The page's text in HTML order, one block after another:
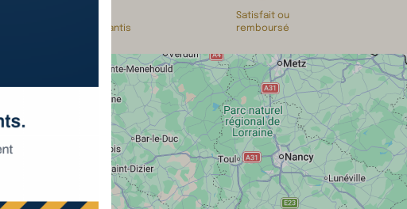
d’occasion garantis
Satisfait ou
remboursé